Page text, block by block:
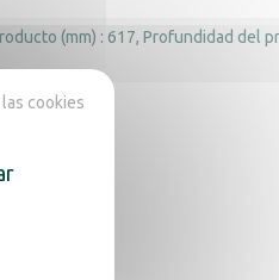
(mm) : 617 Profundidad del
cookies